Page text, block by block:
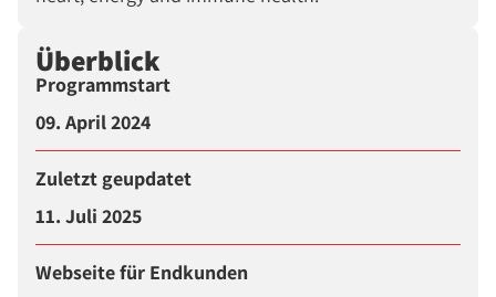
Überblick
Programmstart
09. April 2024
Zuletzt geupdatet
11. Juli 2025
Webseite für Endkunden